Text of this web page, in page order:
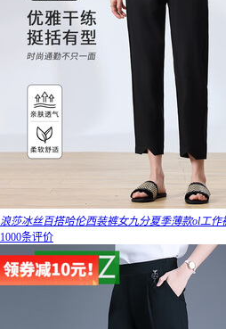
浪莎冰丝百搭哈伦西装裤女九分夏季薄款ol工
1000条评价